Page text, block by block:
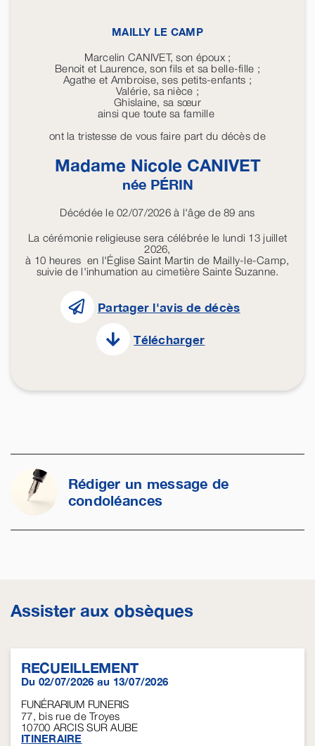
MAILLY LE CAMP
Marcelin CANIVET, son époux ;
Benoit et Laurence, son fils et sa belle-fille ;
Agathe et Ambroise, ses petits-enfants ;
Valérie, sa nièce ;
Ghislaine, sa sœur
ainsi que toute sa famille
ont la tristesse de vous faire part du décès de
Madame Nicole CANIVET
née PÉRIN
Décédée le 02/07/2026 à l'âge de 89 ans
La cérémonie religieuse sera célébrée le lundi 13 juillet
2026,
à 10 heures en l'Église Saint Martin de Mailly-le-Camp,
suivie de l'inhumation au cimetière Sainte Suzanne.
Partager l'avis de décès
Télécharger
Rédiger un message de
condoléances
Assister aux obsèques
RECUEILLEMENT
Du 02/07/2026 au 13/07/2026
FUNÉRARIUM FUNERIS
77, bis rue de Troyes
10700 ARCIS SUR AUBE
ITINERAIRE